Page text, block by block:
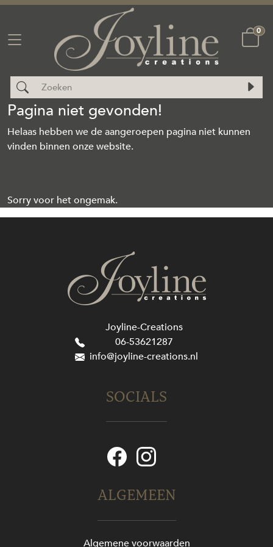
0
Pagina niet gevonden!
Helaas hebben we de aangeroepen pagina niet kunnen
vinden binnen onze website.
Sorry voor het ongemak.
Joyline-Creations
06-53621287
info@joyline-creations.nl
ALGEMEEN
Algemene voorwaarden
SOCIALS